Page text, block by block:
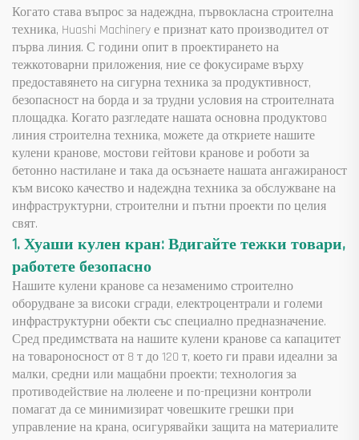
Когато става въпрос за надеждна, първокласна строителна
техника, Huashi Machinery е признат като производител от
първа линия. С години опит в проектирането на
тежкотоварни приложения, ние се фокусираме върху
предоставянето на сигурна техника за продуктивност,
безопасност на борда и за трудни условия на строителната
площадка. Когато разгледате нашата основна продуктовa
линия строителна техника, можете да откриете нашите
кулени кранове, мостови гейтови кранове и роботи за
бетонно настилане и така да осъзнаете нашата ангажираност
към високо качество и надеждна техника за обслужване на
инфраструктурни, строителни и пътни проекти по целия
свят.
1. Хуаши кулен кран: Вдигайте тежки товари,
работете безопасно
Нашите кулени кранове са незаменимо строително
оборудване за високи сгради, електроцентрали и големи
инфраструктурни обекти със специално предназначение.
Сред предимствата на нашите кулени кранове са капацитет
на товароносност от 8 т до 120 т, което ги прави идеални за
малки, средни или мащабни проекти; технология за
противодействие на люлеене и по-прецизни контроли
помагат да се минимизират човешките грешки при
управление на крана, осигурявайки защита на материалите